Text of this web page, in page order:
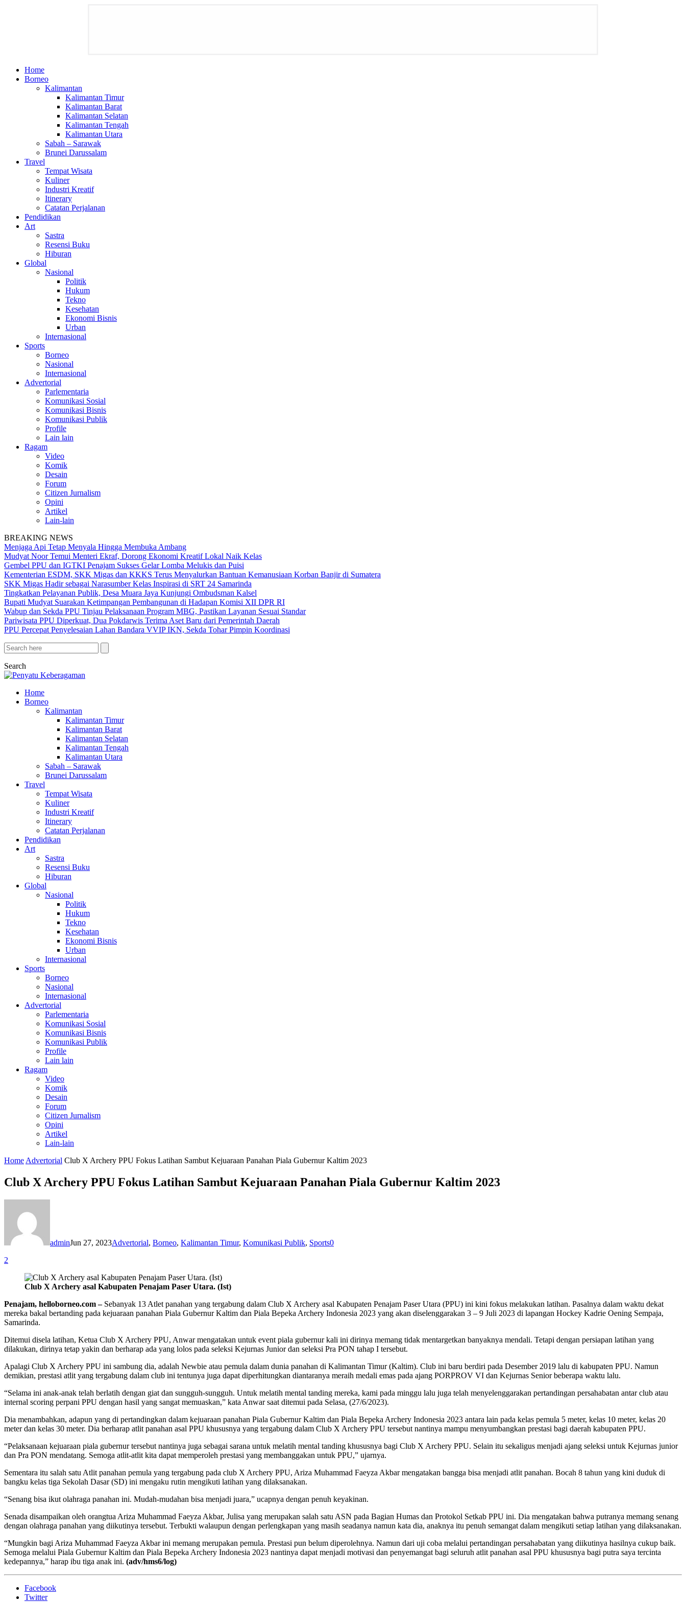
Home
Borneo
Kalimantan
Kalimantan Timur
Kalimantan Barat
Kalimantan Selatan
Kalimantan Tengah
Kalimantan Utara
Sabah – Sarawak
Brunei Darussalam
Travel
Tempat Wisata
Kuliner
Industri Kreatif
Itinerary
Catatan Perjalanan
Pendidikan
Art
Sastra
Resensi Buku
Hiburan
Global
Nasional
Politik
Hukum
Tekno
Kesehatan
Ekonomi Bisnis
Urban
Internasional
Sports
Borneo
Nasional
Internasional
Advertorial
Parlementaria
Komunikasi Sosial
Komunikasi Bisnis
Komunikasi Publik
Profile
Lain lain
Ragam
Video
Komik
Desain
Forum
Citizen Jurnalism
Opini
Artikel
Lain-lain
BREAKING NEWS
Menjaga Api Tetap Menyala Hingga Membuka Ambang
Mudyat Noor Temui Menteri Ekraf, Dorong Ekonomi Kreatif Lokal Naik Kelas
Gembel PPU dan IGTKI Penajam Sukses Gelar Lomba Melukis dan Puisi
Kementerian ESDM, SKK Migas dan KKKS Terus Menyalurkan Bantuan Kemanusiaan Korban Banjir di Sumatera
SKK Migas Hadir sebagai Narasumber Kelas Inspirasi di SRT 24 Samarinda
Tingkatkan Pelayanan Publik, Desa Muara Jaya Kunjungi Ombudsman Kalsel
Bupati Mudyat Suarakan Ketimpangan Pembangunan di Hadapan Komisi XII DPR RI
Wabup dan Sekda PPU Tinjau Pelaksanaan Program MBG, Pastikan Layanan Sesuai Standar
Pariwisata PPU Diperkuat, Dua Pokdarwis Terima Aset Baru dari Pemerintah Daerah
PPU Percepat Penyelesaian Lahan Bandara VVIP IKN, Sekda Tohar Pimpin Koordinasi
Search
Home
Borneo
Kalimantan
Kalimantan Timur
Kalimantan Barat
Kalimantan Selatan
Kalimantan Tengah
Kalimantan Utara
Sabah – Sarawak
Brunei Darussalam
Travel
Tempat Wisata
Kuliner
Industri Kreatif
Itinerary
Catatan Perjalanan
Pendidikan
Art
Sastra
Resensi Buku
Hiburan
Global
Nasional
Politik
Hukum
Tekno
Kesehatan
Ekonomi Bisnis
Urban
Internasional
Sports
Borneo
Nasional
Internasional
Advertorial
Parlementaria
Komunikasi Sosial
Komunikasi Bisnis
Komunikasi Publik
Profile
Lain lain
Ragam
Video
Komik
Desain
Forum
Citizen Jurnalism
Opini
Artikel
Lain-lain
Home Advertorial Club X Archery PPU Fokus Latihan Sambut Kejuaraan Panahan Piala Gubernur Kaltim 2023
Club X Archery PPU Fokus Latihan Sambut Kejuaraan Panahan Piala Gubernur Kaltim 2023
adminJun 27, 2023Advertorial, Borneo, Kalimantan Timur, Komunikasi Publik, Sports0
2
Club X Archery asal Kabupaten Penajam Paser Utara. (Ist)
Penajam, helloborneo.com –Sebanyak 13 Atlet panahan yang tergabung dalam Club X Archery asal Kabupaten Penajam Paser Utara (PPU) ini kini fokus melakukan latihan. Pasalnya dalam waktu dekat
mereka bakal bertanding pada kejuaraan panahan Piala Gubernur Kaltim dan Piala Bepeka Archery Indonesia 2023 yang akan diselenggarakan 3 – 9 Juli 2023 di lapangan Hockey Kadrie Oening Sempaja,
Samarinda.
Ditemui disela latihan, Ketua Club X Archery PPU, Anwar mengatakan untuk event piala gubernur kali ini dirinya memang tidak mentargetkan banyaknya mendali. Tetapi dengan persiapan latihan yang
dilakukan, dirinya tetap yakin dan berharap ada yang lolos pada seleksi Kejurnas Junior dan seleksi Pra PON tahap I tersebut.
Apalagi Club X Archery PPU ini sambung dia, adalah Newbie atau pemula dalam dunia panahan di Kalimantan Timur (Kaltim). Club ini baru berdiri pada Desember 2019 lalu di kabupaten PPU. Namun
demikian, prestasi atlit yang tergabung dalam club ini tentunya juga dapat diperhitungkan diantaranya meraih medali emas pada ajang PORPROV VI dan Kejurnas Senior beberapa waktu lalu.
“Selama ini anak-anak telah berlatih dengan giat dan sungguh-sungguh. Untuk melatih mental tanding mereka, kami pada minggu lalu juga telah menyelenggarakan pertandingan persahabatan antar club atau
internal scoring perpani PPU dengan hasil yang sangat memuaskan,” kata Anwar saat ditemui pada Selasa, (27/6/2023).
Dia menambahkan, adapun yang di pertandingkan dalam kejuaraan panahan Piala Gubernur Kaltim dan Piala Bepeka Archery Indonesia 2023 antara lain pada kelas pemula 5 meter, kelas 10 meter, kelas 20
meter dan kelas 30 meter. Dia berharap atlit panahan asal PPU khususnya yang tergabung dalam Club X Archery PPU tersebut nantinya mampu menyumbangkan prestasi bagi daerah kabupaten PPU.
“Pelaksanaan kejuaraan piala gubernur tersebut nantinya juga sebagai sarana untuk melatih mental tanding khususnya bagi Club X Archery PPU. Selain itu sekaligus menjadi ajang seleksi untuk Kejurnas junior
dan Pra PON mendatang. Semoga atlit-atlit kita dapat memperoleh prestasi yang membanggakan untuk PPU,” ujarnya.
Sementara itu salah satu Atlit panahan pemula yang tergabung pada club X Archery PPU, Ariza Muhammad Faeyza Akbar mengatakan bangga bisa menjadi atlit panahan. Bocah 8 tahun yang kini duduk di
bangku kelas tiga Sekolah Dasar (SD) ini mengaku rutin mengikuti latihan yang dilaksanakan.
“Senang bisa ikut olahraga panahan ini. Mudah-mudahan bisa menjadi juara,” ucapnya dengan penuh keyakinan.
Senada disampaikan oleh orangtua Ariza Muhammad Faeyza Akbar, Julisa yang merupakan salah satu ASN pada Bagian Humas dan Protokol Setkab PPU ini. Dia mengatakan bahwa putranya memang senang
dengan olahraga panahan yang diikutinya tersebut. Terbukti walaupun dengan perlengkapan yang masih seadanya namun kata dia, anaknya itu penuh semangat dalam mengikuti setiap latihan yang dilaksanakan.
“Mungkin bagi Ariza Muhammad Faeyza Akbar ini memang merupakan pemula. Prestasi pun belum diperolehnya. Namun dari uji coba melalui pertandingan persahabatan yang diikutinya hasilnya cukup baik.
Semoga melalui Piala Gubernur Kaltim dan Piala Bepeka Archery Indonesia 2023 nantinya dapat menjadi motivasi dan penyemangat bagi seluruh atlit panahan asal PPU khususnya bagi putra saya tercinta
kedepannya,” harap ibu tiga anak ini. (adv/hms6/log)
Facebook
Twitter